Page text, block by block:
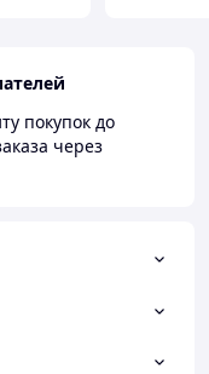
покупок до
через